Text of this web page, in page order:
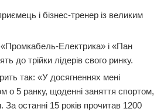
і бізнес-тренер із великим
«Промкабель-Електрика» і «Пан
до трійки лідерів свого ринку.
так: «У досягненнях мені
о 5 ранку, щоденні заняття спортом,
За останні 15 років прочитав 1200